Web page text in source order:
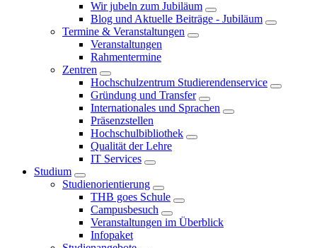
Wir jubeln zum Jubiläum
Blog und Aktuelle Beiträge - Jubiläum
Termine & Veranstaltungen
Veranstaltungen
Rahmentermine
Zentren
Hochschulzentrum Studierendenservice
Gründung und Transfer
Internationales und Sprachen
Präsenzstellen
Hochschulbibliothek
Qualität der Lehre
IT Services
Studium
Studienorientierung
THB goes Schule
Campusbesuch
Veranstaltungen im Überblick
Infopaket